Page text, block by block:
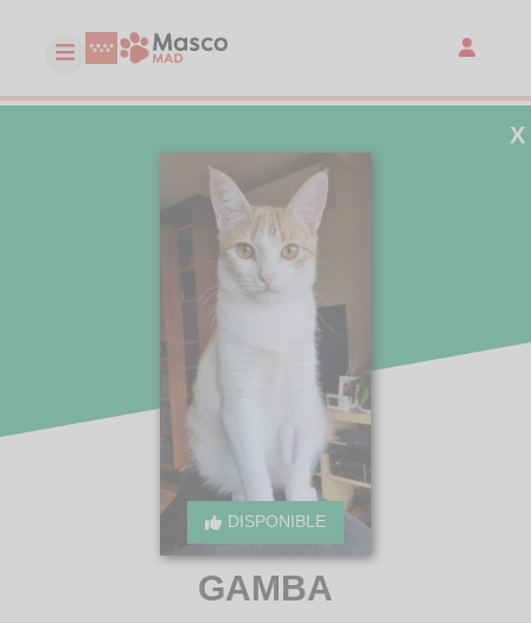
DISPONIBLE
X
GAMBA